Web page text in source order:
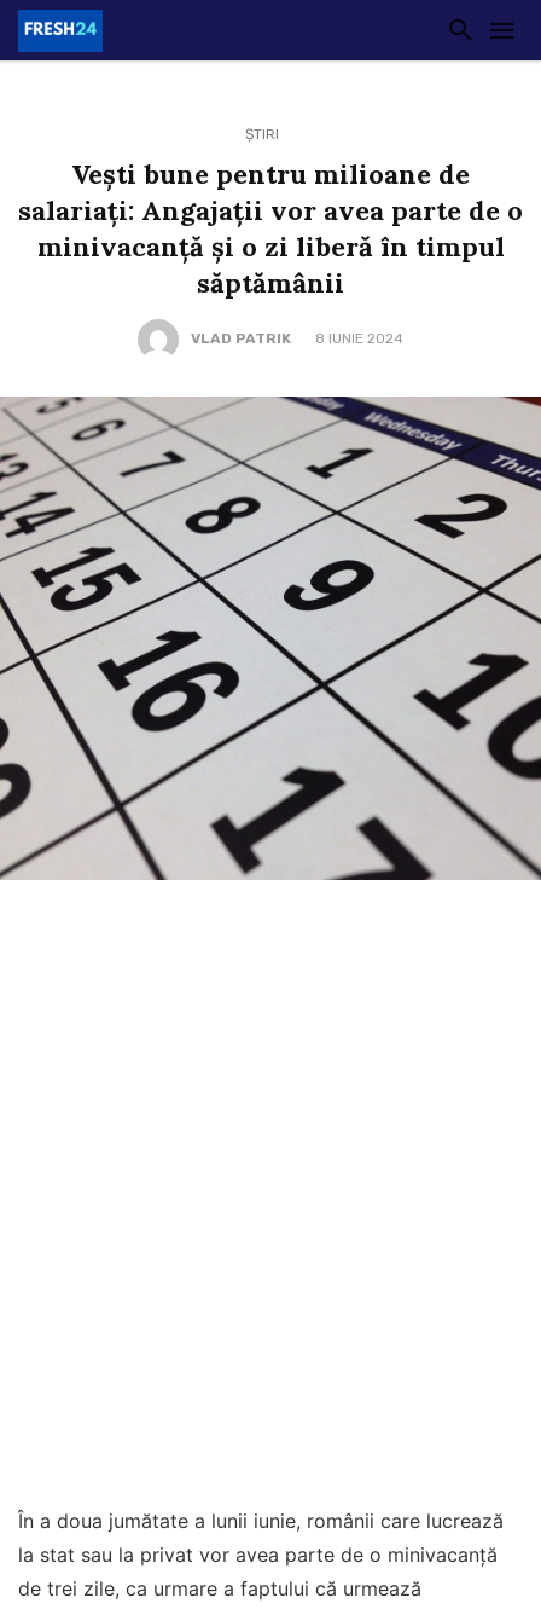
ȘTIRI
Veşti bune pentru milioane de
salariaţi: Angajaţii vor avea parte de o
minivacanţă şi o zi liberă în timpul
săptămânii
VLAD PATRIK 8 IUNIE 2024
În a doua jumătate a lunii iunie, românii care lucrează
la stat sau la privat vor avea parte de o minivacanţă
de trei zile, ca urmare a faptului că urmează